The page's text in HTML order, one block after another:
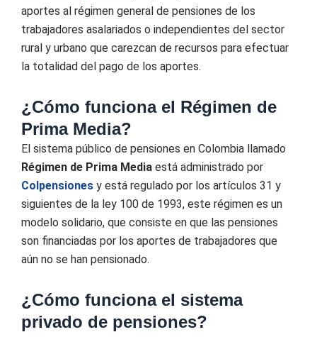
aportes al régimen general de pensiones de los
trabajadores asalariados o independientes del sector
rural y urbano que carezcan de recursos para efectuar
la totalidad del pago de los aportes.
¿Cómo funciona el Régimen de
Prima Media?
El sistema público de pensiones en Colombia llamado
Régimen de Prima Media está administrado por
Colpensiones y está regulado por los artículos 31 y
siguientes de la ley 100 de 1993, este régimen es un
modelo solidario, que consiste en que las pensiones
son financiadas por los aportes de trabajadores que
aún no se han pensionado.
¿Cómo funciona el sistema
privado de pensiones?